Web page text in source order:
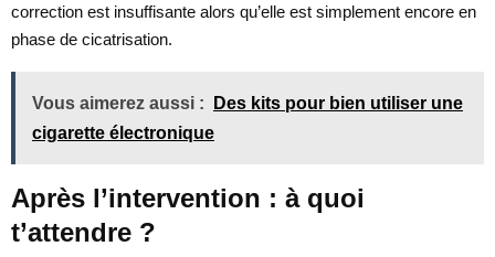
correction est insuffisante alors qu’elle est simplement encore en
phase de cicatrisation.
Vous aimerez aussi :
Des kits pour bien utiliser une
cigarette électronique
Après l’intervention : à quoi
t’attendre ?